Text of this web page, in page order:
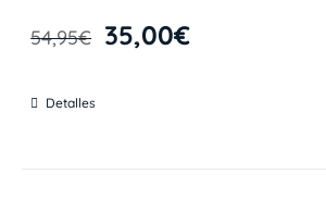
54,95€ 35,00€
Detalles